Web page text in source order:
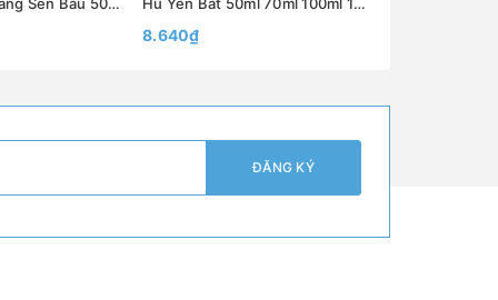
8.640₫
ĐĂNG KÝ